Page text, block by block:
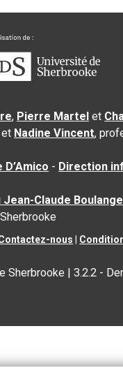
, Pierre Martel et
et Nadine Vincent,
D’Amico - Direction
Jean-Claude
nous
Sherbrooke |3.2.2 -